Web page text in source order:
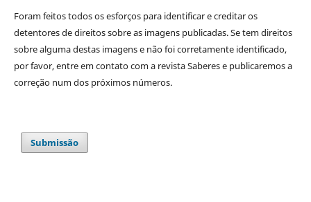
Foram feitos todos os esforços para identificar e creditar os
detentores de direitos sobre as imagens publicadas. Se tem direitos
sobre alguma destas imagens e não foi corretamente identificado,
por favor, entre em contato com a revista Saberes e publicaremos a
correção num dos próximos números.
Submissão